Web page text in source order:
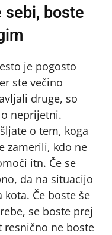
sebi, boste
je pogosto
ste večino
druge, so
neprijetni.
o tem, koga
zamerili, kdo ne
itn. Če se
da na situacijo
kota. Če boste še
se boste prej
resnično ne boste